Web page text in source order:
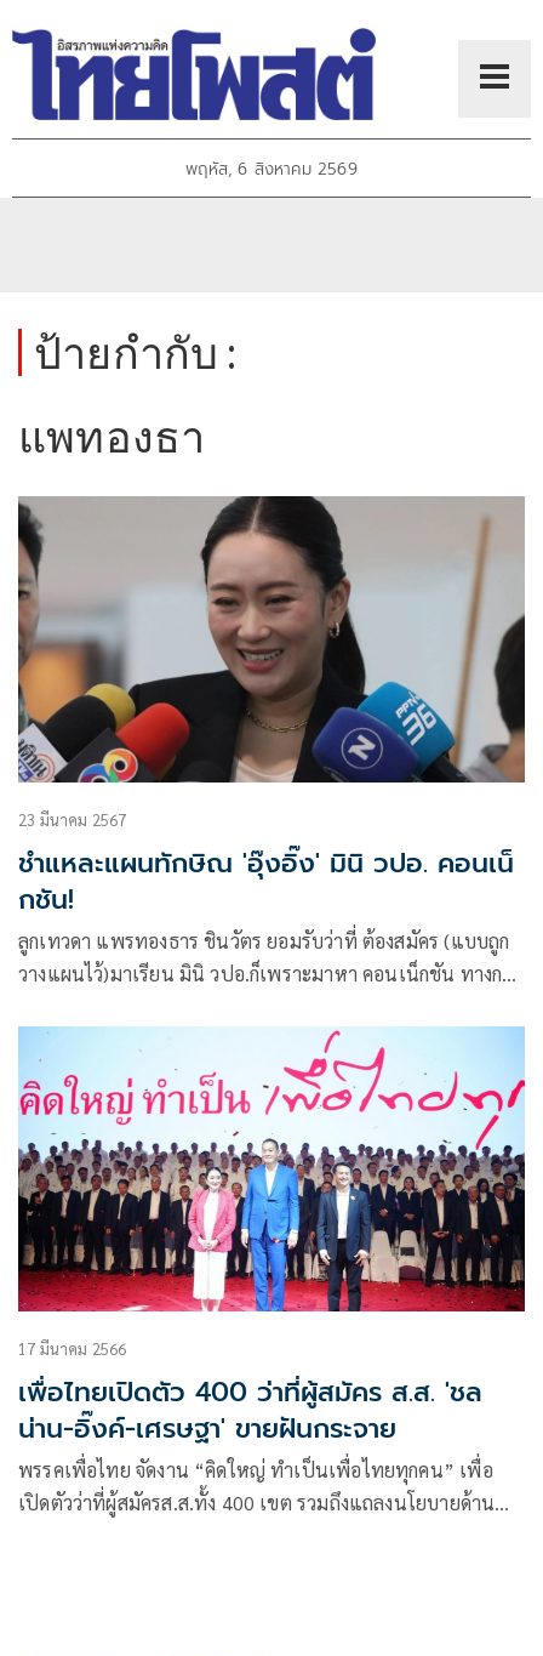
พฤหัส, 6 สิงหาคม 2569
ป้ายกำกับ :
แพทองธา
23 มีนาคม 2567
ชำแหละแผนทักษิณ 'อุ๊งอิ๊ง' มินิ วปอ. คอนเน็
กชัน!
ลูกเทวดา แพรทองธาร ชินวัตร ยอมรับว่าที่ ต้องสมัคร (แบบถูก
วางแผนไว้)มาเรียน มินิ วปอ.ก็เพราะมาหา คอนเน็กชัน ทางการ
17 มีนาคม 2566
เพื่อไทยเปิดตัว 400 ว่าที่ผู้สมัคร ส.ส. 'ชล
น่าน-อิ๊งค์-เศรษฐา' ขายฝันกระจาย
พรรคเพื่อไทย จัดงาน “คิดใหญ่ ทำเป็นเพื่อไทยทุกคน” เพื่อ
เปิดตัวว่าที่ผู้สมัครส.ส.ทั้ง 400 เขต รวมถึงแถลงนโยบายด้าน